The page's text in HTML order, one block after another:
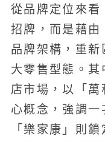
從品牌定位來看
招牌，而是藉由
品牌架構，重
大零售型態。
店市場，以「
心概念，強調一
「樂家康」則